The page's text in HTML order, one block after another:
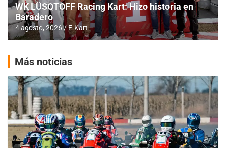
WK LÜSQTOFF Racing Kart: Hizo historia en
Baradero
4 agosto, 2026 E-Kart
Más noticias